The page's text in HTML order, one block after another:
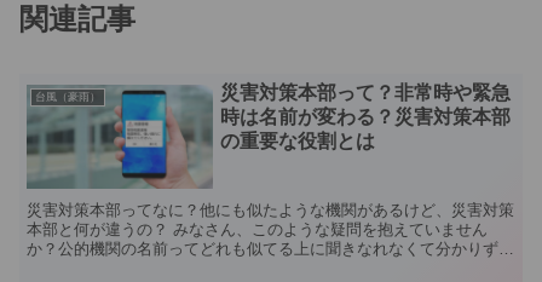
関連記事
台風（豪雨）
災害対策本部って？非常時や緊急
時は名前が変わる？災害対策本部
の重要な役割とは
災害対策本部ってなに？他にも似たような機関があるけど、災害対策
本部と何が違うの？ みなさん、このような疑問を抱えていません
か？公的機関の名前ってどれも似てる上に聞きなれなくて分かりずら